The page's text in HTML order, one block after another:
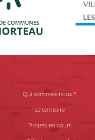
Qui sommes-nous ?
Le territoire
Projets en cours